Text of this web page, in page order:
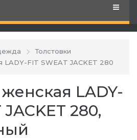
Толстовки
LADY-FIT SWEAT JACKET 280
LADY-
280,